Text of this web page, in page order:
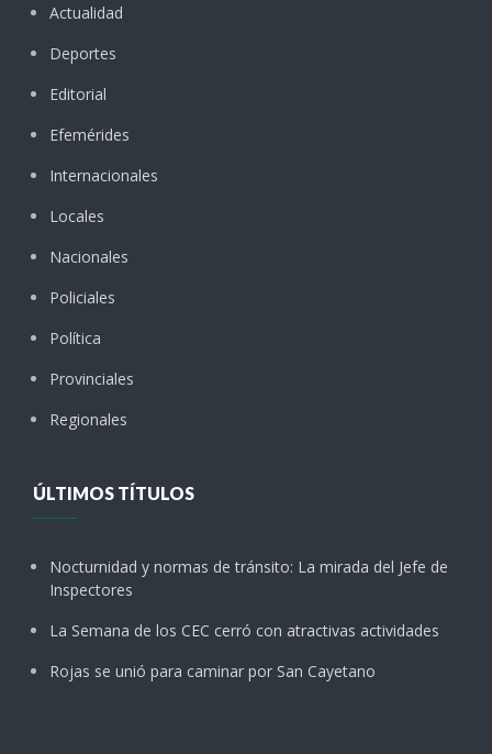
Actualidad
Deportes
Editorial
Efemérides
Internacionales
Locales
Nacionales
Policiales
Política
Provinciales
Regionales
ÚLTIMOS TÍTULOS
Nocturnidad y normas de tránsito: La mirada del Jefe de
Inspectores
La Semana de los CEC cerró con atractivas actividades
Rojas se unió para caminar por San Cayetano